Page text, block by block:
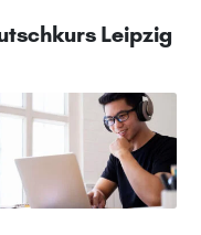
Leipzig